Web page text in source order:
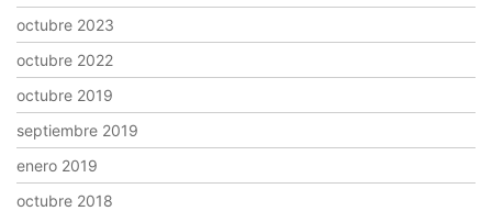
octubre 2023
octubre 2022
octubre 2019
septiembre 2019
enero 2019
octubre 2018